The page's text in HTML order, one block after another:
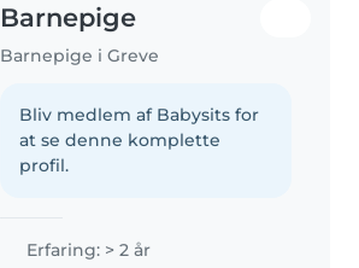
Barnepige
Barnepige i Greve
Bliv medlem af Babysits for
at se denne komplette
profil.
Erfaring: > 2 år